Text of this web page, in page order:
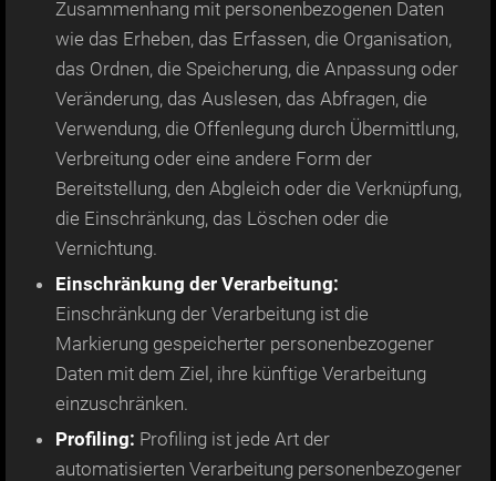
Zusammenhang mit personenbezogenen Daten
wie das Erheben, das Erfassen, die Organisation,
das Ordnen, die Speicherung, die Anpassung oder
Veränderung, das Auslesen, das Abfragen, die
Verwendung, die Offenlegung durch Übermittlung,
Verbreitung oder eine andere Form der
Bereitstellung, den Abgleich oder die Verknüpfung,
die Einschränkung, das Löschen oder die
Vernichtung.
Einschränkung der Verarbeitung:
Einschränkung der Verarbeitung ist die
Markierung gespeicherter personenbezogener
Daten mit dem Ziel, ihre künftige Verarbeitung
einzuschränken.
Profiling: Profiling ist jede Art der
automatisierten Verarbeitung personenbezogener